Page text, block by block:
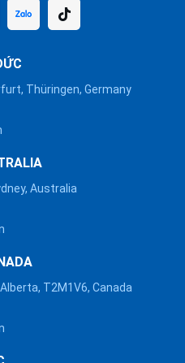
Thüringen, Germany
Australia
T2M1V6, Canada